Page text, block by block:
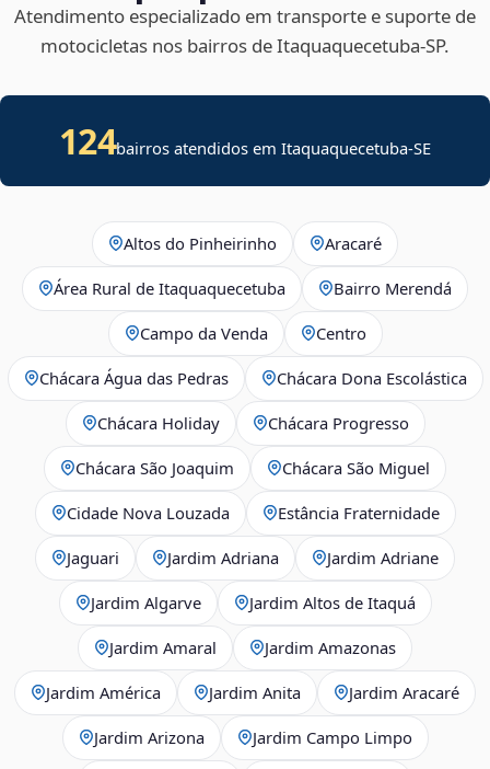
Atendimento especializado em transporte e suporte de
motocicletas nos bairros de Itaquaquecetuba‑SP.
124bairros atendidos emItaquaquecetuba-SE
Altos do Pinheirinho Aracaré
Área Rural de Itaquaquecetuba Bairro Merendá
Campo da Venda Centro
Chácara Água das Pedras Chácara Dona Escolástica
Chácara Holiday Chácara Progresso
Chácara São Joaquim Chácara São Miguel
Cidade Nova Louzada Estância Fraternidade
Jaguari Jardim Adriana Jardim Adriane
Jardim Algarve Jardim Altos de Itaquá
Jardim Amaral Jardim Amazonas
Jardim América Jardim Anita Jardim Aracaré
Jardim Arizona Jardim Campo Limpo